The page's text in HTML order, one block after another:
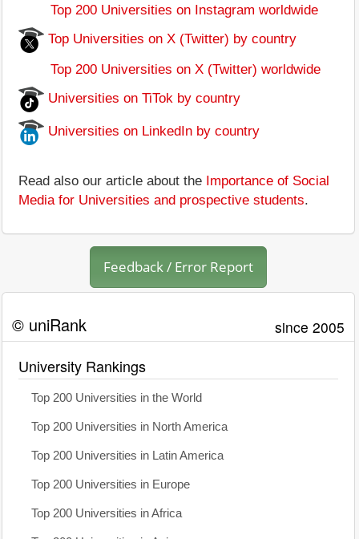
Top 200 Universities on Instagram worldwide
Top Universities on X (Twitter) by country
Top 200 Universities on X (Twitter) worldwide
Universities on TiTok by country
Universities on LinkedIn by country
Read also our article about the Importance of Social
Media for Universities and prospective students.
Feedback / Error Report
© uniRank since 2005
University Rankings
Top 200 Universities in the World
Top 200 Universities in North America
Top 200 Universities in Latin America
Top 200 Universities in Europe
Top 200 Universities in Africa